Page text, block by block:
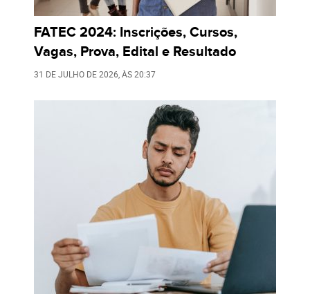
FATEC 2024: Inscrições, Cursos,
Vagas, Prova, Edital e Resultado
31 DE JULHO DE 2026, ÀS20:37